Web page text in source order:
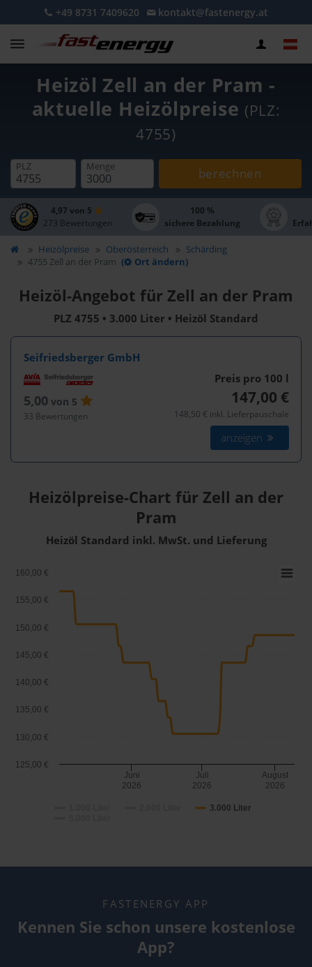
+49 8731 7409620 kontakt@fastenergy.at
Heizöl Zell an der Pram -
aktuelle Heizölpreise (PLZ:
4755)
PLZ Menge berechnen
4,97 von 5
273 Bewertungen
100 %
sichere Bezahlung
Heizölpreise Oberösterreich
Schärding
4755 Zell an der Pram ( Ort ändern)
Heizöl-Angebot für Zell an der Pram
PLZ 4755 • 3.000 Liter • Heizöl Standard
Seifriedsberger GmbH
5,00 von 5
33 Bewertungen
Preis pro 100 l
147,00 €
148,50 € inkl. Lieferpauschale
anzeigen
Heizölpreise-Chart für Zell an der
Pram
Heizöl Standard inkl. MwSt. und Lieferung
3.000 Liter
Juni
2026
Juli
2026
August
2026
125,00 €
130,00 €
135,00 €
140,00 €
145,00 €
150,00 €
155,00 €
160,00 €
FASTENERGY APP
Kennen Sie schon unsere kostenlose
App?